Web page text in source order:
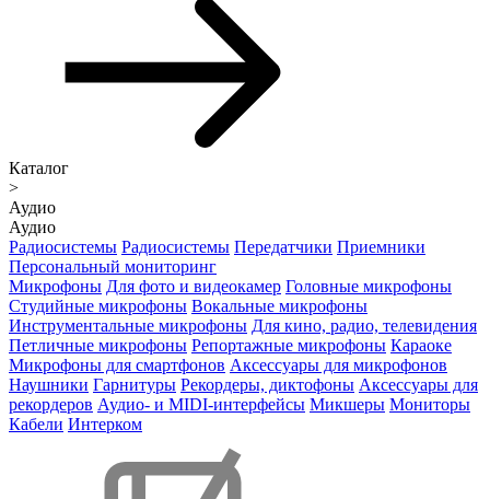
Каталог
>
Аудио
Аудио
Радиосистемы Радиосистемы Передатчики Приемники
Персональный мониторинг
Микрофоны Для фото и видеокамер Головные микрофоны
Студийные микрофоны Вокальные микрофоны
Инструментальные микрофоны Для кино, радио, телевидения
Петличные микрофоны Репортажные микрофоны Караоке
Микрофоны для смартфонов Аксессуары для микрофонов
Наушники Гарнитуры Рекордеры, диктофоны Аксессуары для
рекордеров Аудио- и MIDI-интерфейсы Микшеры Мониторы
Кабели Интерком